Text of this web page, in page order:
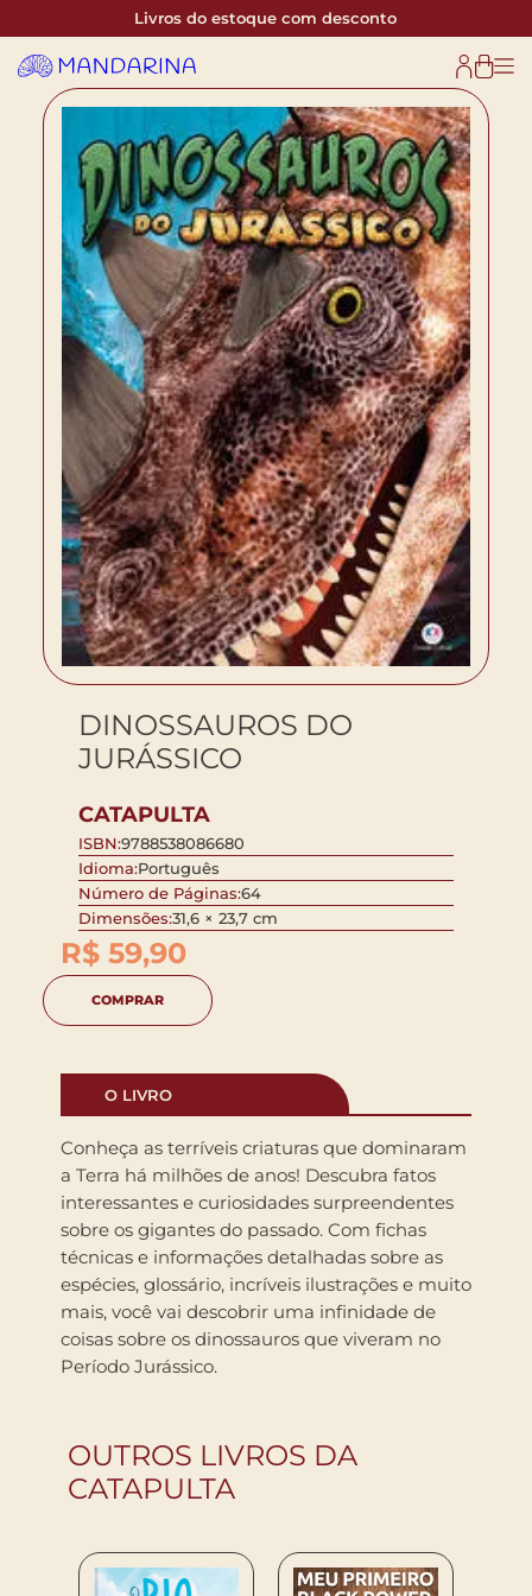
Livros do estoque com desconto
DINOSSAUROS DO
JURÁSSICO
CATAPULTA
ISBN:9788538086680
Idioma:Português
Número de Páginas:64
Dimensões:31,6 × 23,7 cm
R$ 59,90
COMPRAR
O LIVRO
Conheça as terríveis criaturas que dominaram
a Terra há milhões de anos! Descubra fatos
interessantes e curiosidades surpreendentes
sobre os gigantes do passado. Com fichas
técnicas e informações detalhadas sobre as
espécies, glossário, incríveis ilustrações e muito
mais, você vai descobrir uma infinidade de
coisas sobre os dinossauros que viveram no
Período Jurássico.
OUTROS LIVROS DA
CATAPULTA